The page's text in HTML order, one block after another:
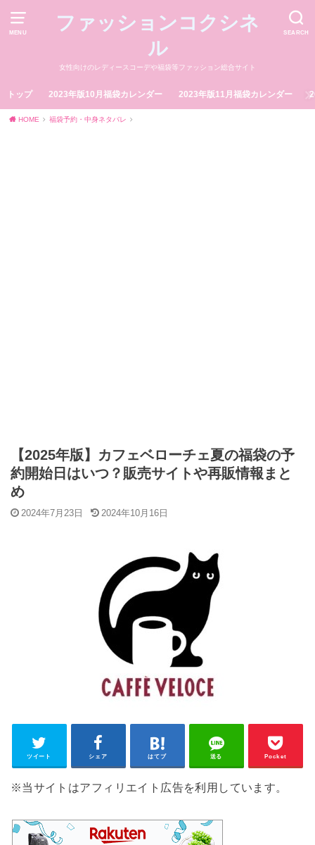
MENU SEARCH
ファッションコクシネ
ル
女性向けのレディースコーデや福袋等ファッション総合サイト
トップ 2023年版10月福袋カレンダー 2023年版11月福袋カレンダー
HOME 福袋予約・中身ネタバレ
【2025年版】カフェベローチェ夏の福袋の予
約開始日はいつ？販売サイトや再販情報まと
め
2024年7月23日 2024年10月16日
ツイート シェア はてブ 送る Pocket
※当サイトはアフィリエイト広告を利用しています。